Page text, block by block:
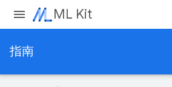
ML Kit
指南